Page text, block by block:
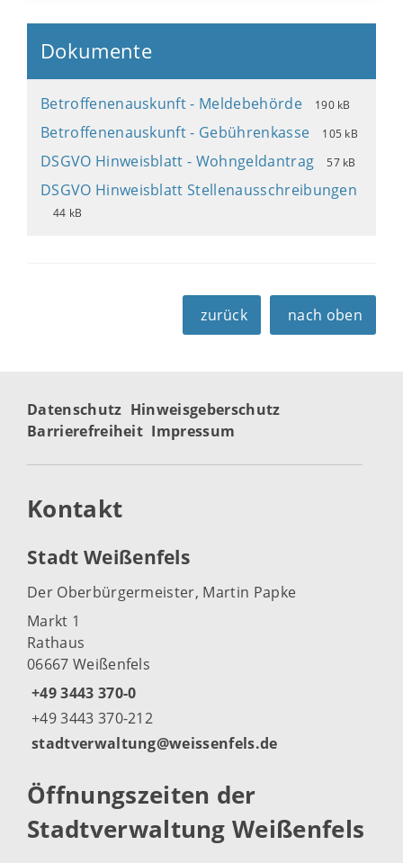
Dokumente
Betroffenenauskunft - Meldebehörde 190 kB
Betroffenenauskunft - Gebührenkasse 105 kB
DSGVO Hinweisblatt - Wohngeldantrag 57 kB
DSGVO Hinweisblatt Stellenausschreibungen
44 kB
zurück nach oben
Datenschutz Hinweisgeberschutz
Barrierefreiheit Impressum
Kontakt
Stadt Weißenfels
Der Oberbürgermeister, Martin Papke
Markt 1
Rathaus
06667 Weißenfels
+49 3443 370-0
+49 3443 370-212
stadtverwaltung@weissenfels.de
Öffnungszeiten der
Stadtverwaltung Weißenfels